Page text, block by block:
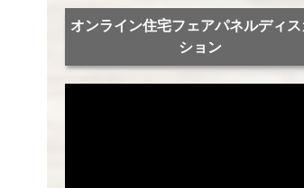
オンライン住宅フェアパネルディス
ション